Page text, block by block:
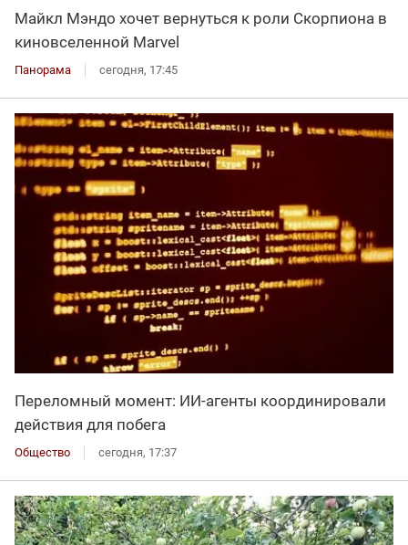
Майкл Мэндо хочет вернуться к роли Скорпиона в
киновселенной Marvel
Панорама сегодня, 17:45
Переломный момент: ИИ-агенты координировали
действия для побега
Общество сегодня, 17:37